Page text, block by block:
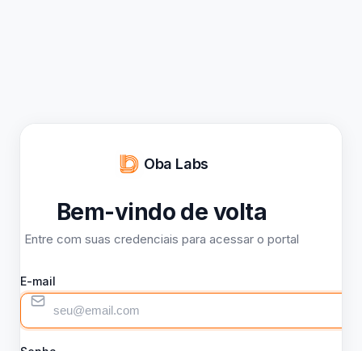
Oba Labs
Bem-vindo de volta
Entre com suas credenciais para acessar o portal
E-mail